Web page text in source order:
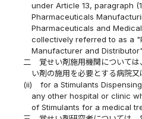
under Article 13, paragraph
Pharmaceuticals
Pharmaceuticals and
collectively referred to as a
Manufacturer and
二
覚せい剤施用機関について
い剤の施用を必要とする病院又
(ii)
for a Stimulants
any other hospital or clinic
of Stimulants for a medical